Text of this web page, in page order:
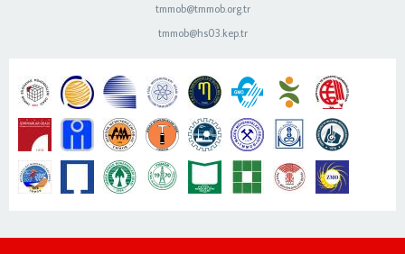
tmmob@tmmob.org.tr
tmmob@hs03.kep.tr